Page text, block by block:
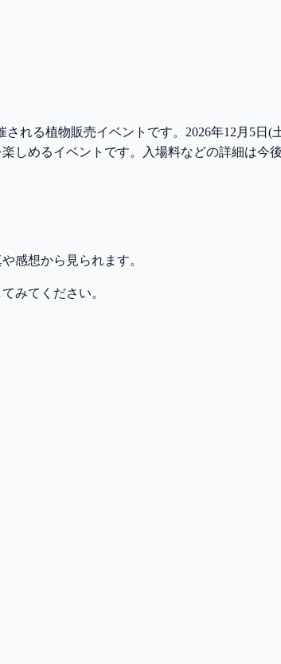
れる植物販売イベントです。2026年12月5日(
めるイベントです。入場料などの詳細は今後
感想から見られます。
みてください。